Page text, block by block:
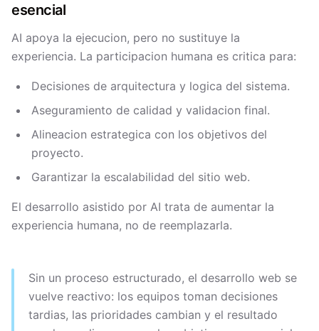
esencial
AI apoya la ejecucion, pero no sustituye la
experiencia. La participacion humana es critica para:
Decisiones de arquitectura y logica del sistema.
Aseguramiento de calidad y validacion final.
Alineacion estrategica con los objetivos del
proyecto.
Garantizar la escalabilidad del sitio web.
El desarrollo asistido por AI trata de aumentar la
experiencia humana, no de reemplazarla.
Sin un proceso estructurado, el desarrollo web se
vuelve reactivo: los equipos toman decisiones
tardias, las prioridades cambian y el resultado